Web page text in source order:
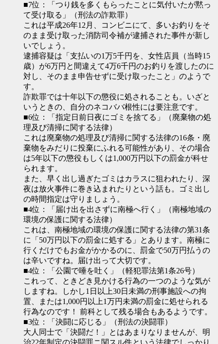
■7位：「つり銭を多くもらったことに気付いたが黙っ
て受け取る」（刑法の詐欺罪）
これは平成26年12月、コンビニにて、多いお釣りをそ
のまま受け取った消防司令補が逮捕された事件が新し
いでしょう。
逮捕容疑は「支払いの1万5千円を、女性店員（当時15
歳）が6万円と間違えて4万6千円のお釣りを渡したのに
対し、そのまま申告せずに受け取ったこと」のようで
す。
詐欺罪では十年以下の懲役に処されることも。いざと
いうときの、自分のネコババ根性には要注意です。
■6位：「指定日前日夜にゴミを捨てる」（廃棄物の処
理及び清掃に関する法律）
これは廃棄物の処理及び清掃に関する法律の16条・廃
棄物をみだりに投棄にふれる可能性があり、その場合
は5年以下の懲役もしくは1,000万円以下の罰金が科せ
られます。
また、早く出し過ぎたゴミはカラスに狙われたり、深
夜は放火事件に巻き込まれたりという話も。ゴミ出し
の時間指定は守りましょう。
■4位：「届け出を出さずに南極へ行く」（南極地域の
環境の保護に関する法律）
これは、南極地域の環境の保護に関する法律の第31条
に「50万円以下の罰金に処する」とあります。南極に
行くだけでもお金がかかるのに、罰金で50万円払うの
は辛いですね。届け出って大切です。
■4位：「公園で唾を吐く」（軽犯罪法第1条26号）
これって、ときどき見かける行為の一つのような気が
しますね。しかし1日以上30日未満の刑事施設への拘
置、または1,000円以上1万円未満の罰金に処せられる
行為なのです！ 前科として残る場合もあるようです。
■3位：「決闘に応じる」（刑法の決闘罪）
大人同士で「決闘だ！」とはあまりなりませんが、明
治22年制定の決闘罪ニ関スル件という法律でしっかり